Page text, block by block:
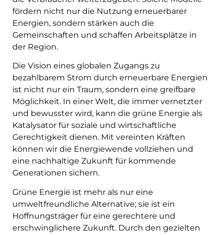
fördern nicht nur die Nutzung erneuerbarer
Energien, sondern stärken auch die
Gemeinschaften und schaffen Arbeitsplätze in
der Region.
Die Vision eines globalen Zugangs zu
bezahlbarem Strom durch erneuerbare Energien
ist nicht nur ein Traum, sondern eine greifbare
Möglichkeit. In einer Welt, die immer vernetzter
und bewusster wird, kann die grüne Energie als
Katalysator für soziale und wirtschaftliche
Gerechtigkeit dienen. Mit vereinten Kräften
können wir die Energiewende vollziehen und
eine nachhaltige Zukunft für kommende
Generationen sichern.
Grüne Energie ist mehr als nur eine
umweltfreundliche Alternative; sie ist ein
Hoffnungsträger für eine gerechtere und
erschwinglichere Zukunft. Durch den gezielten